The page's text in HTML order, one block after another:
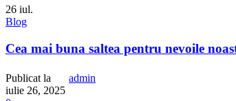
26 iul.
Blog
Cea mai buna saltea pentru nevoile
Publicat la
admin
iulie 26, 2025